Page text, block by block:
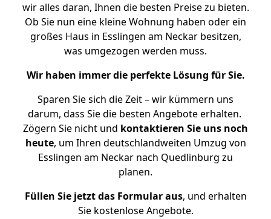
wir alles daran, Ihnen die besten Preise zu bieten.
Ob Sie nun eine kleine Wohnung haben oder ein
großes Haus in Esslingen am Neckar besitzen,
was umgezogen werden muss.
Wir haben immer die perfekte Lösung für Sie.
Sparen Sie sich die Zeit – wir kümmern uns
darum, dass Sie die besten Angebote erhalten.
Zögern Sie nicht und kontaktieren Sie uns noch
heute, um Ihren deutschlandweiten Umzug von
Esslingen am Neckar nach Quedlinburg zu
planen.
Füllen Sie jetzt das Formular aus, und erhalten
Sie kostenlose Angebote.